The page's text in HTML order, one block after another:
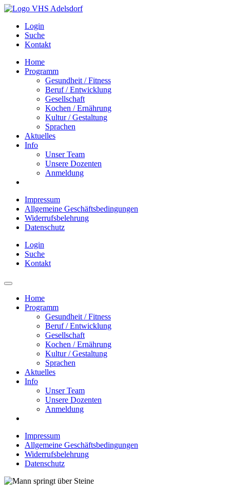
Login
Suche
Kontakt
Home
Programm
Gesundheit / Fitness
Beruf / Entwicklung
Gesellschaft
Kochen / Ernährung
Kultur / Gestaltung
Sprachen
Aktuelles
Info
Unser Team
Unsere Dozenten
Anmeldung
Impressum
Allgemeine Geschäftsbedingungen
Widerrufsbelehrung
Datenschutz
Login
Suche
Kontakt
Home
Programm
Gesundheit / Fitness
Beruf / Entwicklung
Gesellschaft
Kochen / Ernährung
Kultur / Gestaltung
Sprachen
Aktuelles
Info
Unser Team
Unsere Dozenten
Anmeldung
Impressum
Allgemeine Geschäftsbedingungen
Widerrufsbelehrung
Datenschutz